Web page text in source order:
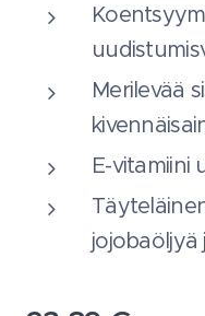
Merilevää
E-vitamiini
jojobaöljyä